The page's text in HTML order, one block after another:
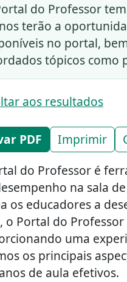
do Professor
terão a
no portal,
tópicos como
aos resultados
PDF Imprimir
do Professor é
na sala
os educadores a
o Portal do
uma
os principais
de aula efetivos.